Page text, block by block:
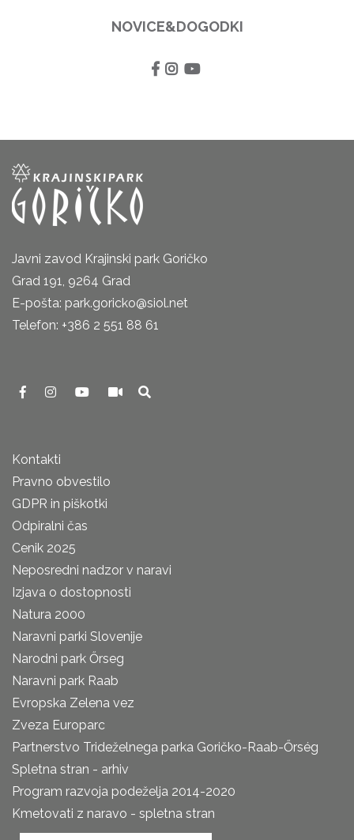
NOVICE&DOGODKI
Javni zavod Krajinski park Goričko
Grad 191, 9264 Grad
E-pošta: park.goricko@siol.net
Telefon: +386 2 551 88 61
Kontakti
Pravno obvestilo
GDPR in piškotki
Odpiralni čas
Cenik 2025
Neposredni nadzor v naravi
Izjava o dostopnosti
Natura 2000
Naravni parki Slovenije
Narodni park Őrseg
Naravni park Raab
Evropska Zelena vez
Zveza Europarc
Partnerstvo Trideželnega parka Goričko-Raab-Őrség
Spletna stran - arhiv
Program razvoja podeželja 2014-2020
Kmetovati z naravo - spletna stran